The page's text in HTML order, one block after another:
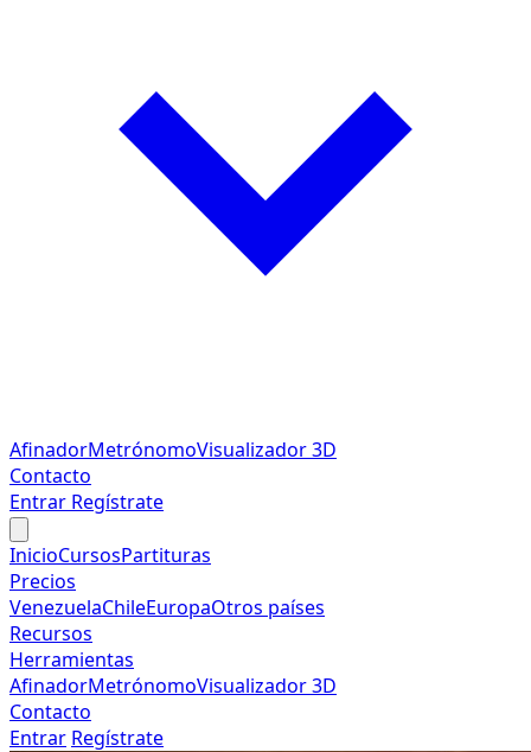
AfinadorMetrónomoVisualizador 3D
Contacto
Entrar Regístrate
InicioCursosPartituras
Precios
VenezuelaChileEuropaOtros países
Recursos
Herramientas
AfinadorMetrónomoVisualizador 3D
Contacto
Entrar Regístrate